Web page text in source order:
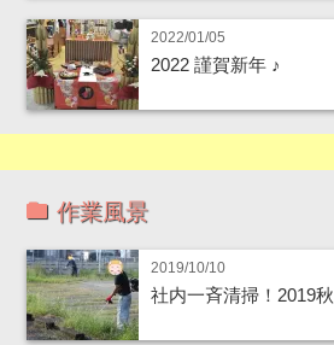
2022/01/05
2022 謹賀新年 ♪
作業風景
2019/10/10
社内一斉清掃！2019秋